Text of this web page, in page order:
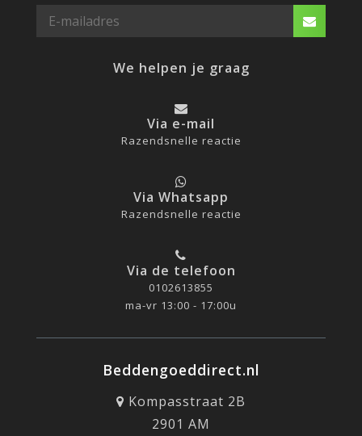
We helpen je graag
Via e-mail
Razendsnelle reactie
Via Whatsapp
Razendsnelle reactie
Via de telefoon
0102613855
ma-vr 13:00 - 17:00u
Beddengoeddirect.nl
Kompasstraat 2B
2901 AM